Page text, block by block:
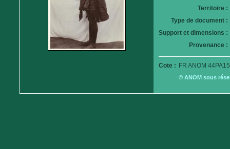
Territoire :
Type de document :
Support et dimensions :
Provenance :
Cote : FR ANOM
© ANOM sous